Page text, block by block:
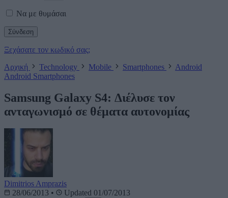
Να με θυμάσαι
Ξεχάσατε τον κωδικό σας;
Αρχική
Technology Mobile Smartphones
Android
Android Smartphones
Samsung Galaxy S4: Διέλυσε τον
ανταγωνισμό σε θέματα αυτονομίας
Dimitrios Amprazis
28/06/2013 •
Updated 01/07/2013